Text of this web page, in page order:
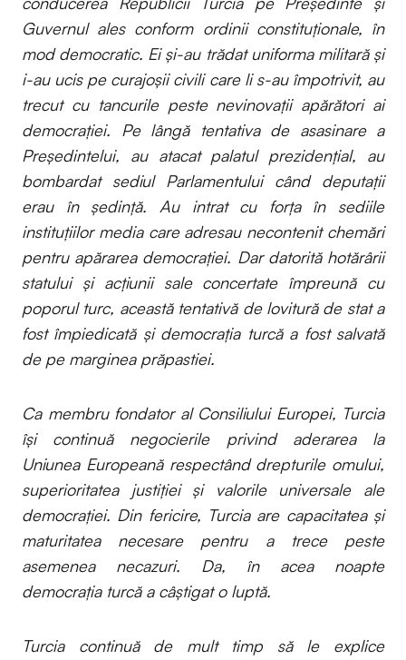
Guvernul ales conform ordinii constituționale, în
mod democratic. Ei și-au trădat uniforma militară și
i-au ucis pe curajoșii civili care li s-au împotrivit, au
trecut cu tancurile peste nevinovații apărători ai
democrației. Pe lângă tentativa de asasinare a
Președintelui, au atacat palatul prezidențial, au
bombardat sediul Parlamentului când deputații
erau în ședință. Au intrat cu forța în sediile
instituțiilor media care adresau necontenit chemări
pentru apărarea democrației. Dar datorită hotărârii
statului și acțiunii sale concertate împreună cu
poporul turc, această tentativă de lovitură de stat a
fost împiedicată și democrația turcă a fost salvată
de pe marginea prăpastiei.
Ca membru fondator al Consiliului Europei, Turcia
își continuă negocierile privind aderarea la
Uniunea Europeană respectând drepturile omului,
superioritatea justiției și valorile universale ale
democrației. Din fericire, Turcia are capacitatea și
maturitatea necesare pentru a trece peste
asemenea necazuri. Da, în acea noapte
democrația turcă a câștigat o luptă.
Turcia continuă de mult timp să le explice